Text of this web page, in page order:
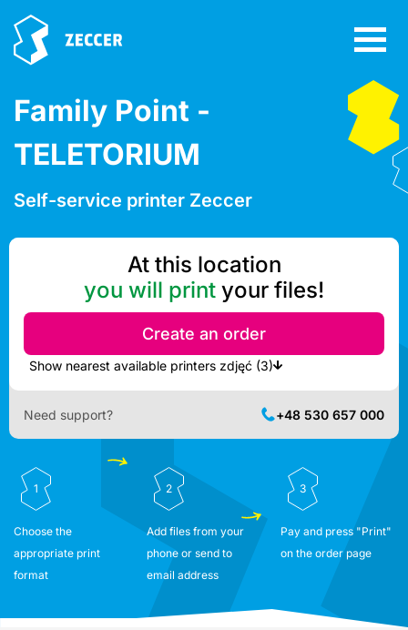
Family Point -
TELETORIUM
Self-service printer Zeccer
At this location
you will print your files!
Create an order
Show nearest available printers zdjęć (3)
Need support? +48 530 657 000
1
Choose the
appropriate print
format
2
Add files from your
phone or send to
email address
3
Pay and press "Print"
on the order page